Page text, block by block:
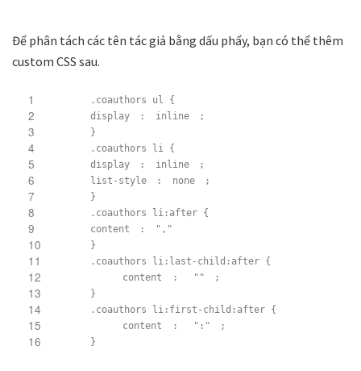
Để phân tách các tên tác giả bằng dấu phẩy, bạn có thể thêm
custom CSS sau.
1
2
3
4
5
6
7
8
9
10
11
12
13
14
15
16
.coauthors ul {
display
: inline
;
}
.coauthors li {
display
: inline
;
list-style
: none
;
}
.coauthors li:after {
content
:
","
}
.coauthors li:last-child:after {
content
: ""
;
}
.coauthors li:first-child:after {
content
: ":"
;
}